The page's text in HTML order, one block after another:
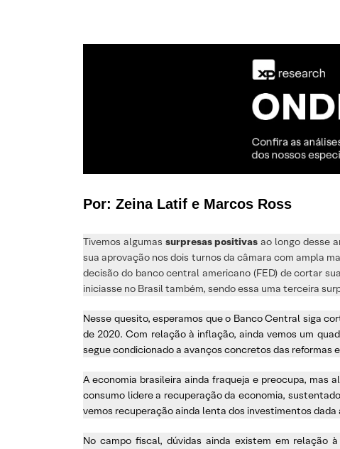
Por: Zeina Latif e Marcos Ross
Tivemos algumas surpresas positivas ao longo desse
sua aprovação nos dois turnos da câmara com ampla
decisão do banco central americano (FED) de cortar
iniciasse no Brasil também, sendo essa uma terceira
Nesse quesito, esperamos que o Banco Central siga
de 2020. Com relação à inflação, ainda vemos um
segue condicionado a avanços concretos das
A economia brasileira ainda fraqueja e preocupa, mas
consumo lidere a recuperação da economia,
vemos recuperação ainda lenta dos investimentos
No campo fiscal, dúvidas ainda existem em relação